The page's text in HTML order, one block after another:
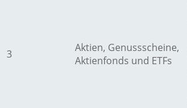
3
Aktien, Genussscheine,
Aktienfonds und ETFs